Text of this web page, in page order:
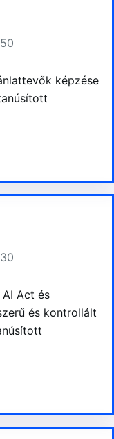
képzése
Act és
és kontrollált